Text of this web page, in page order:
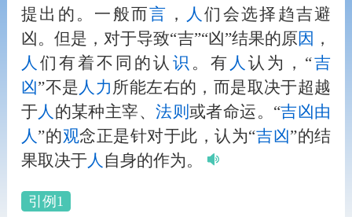
提出的。一般而言 ， 人们会选择趋吉避
凶。但是，对于导致“吉”“凶”结果的原 因 ，
人 们有着不同的认 识 。有 人 认为，“吉
凶”不是 人 力 所能左右的，而是取决于超越
于 人 的某种主宰、法则 或者命运。“吉凶由
人 ”的观念正是针对于此，认为“吉凶”的结
果取决于 人 自身的作为。
引例1